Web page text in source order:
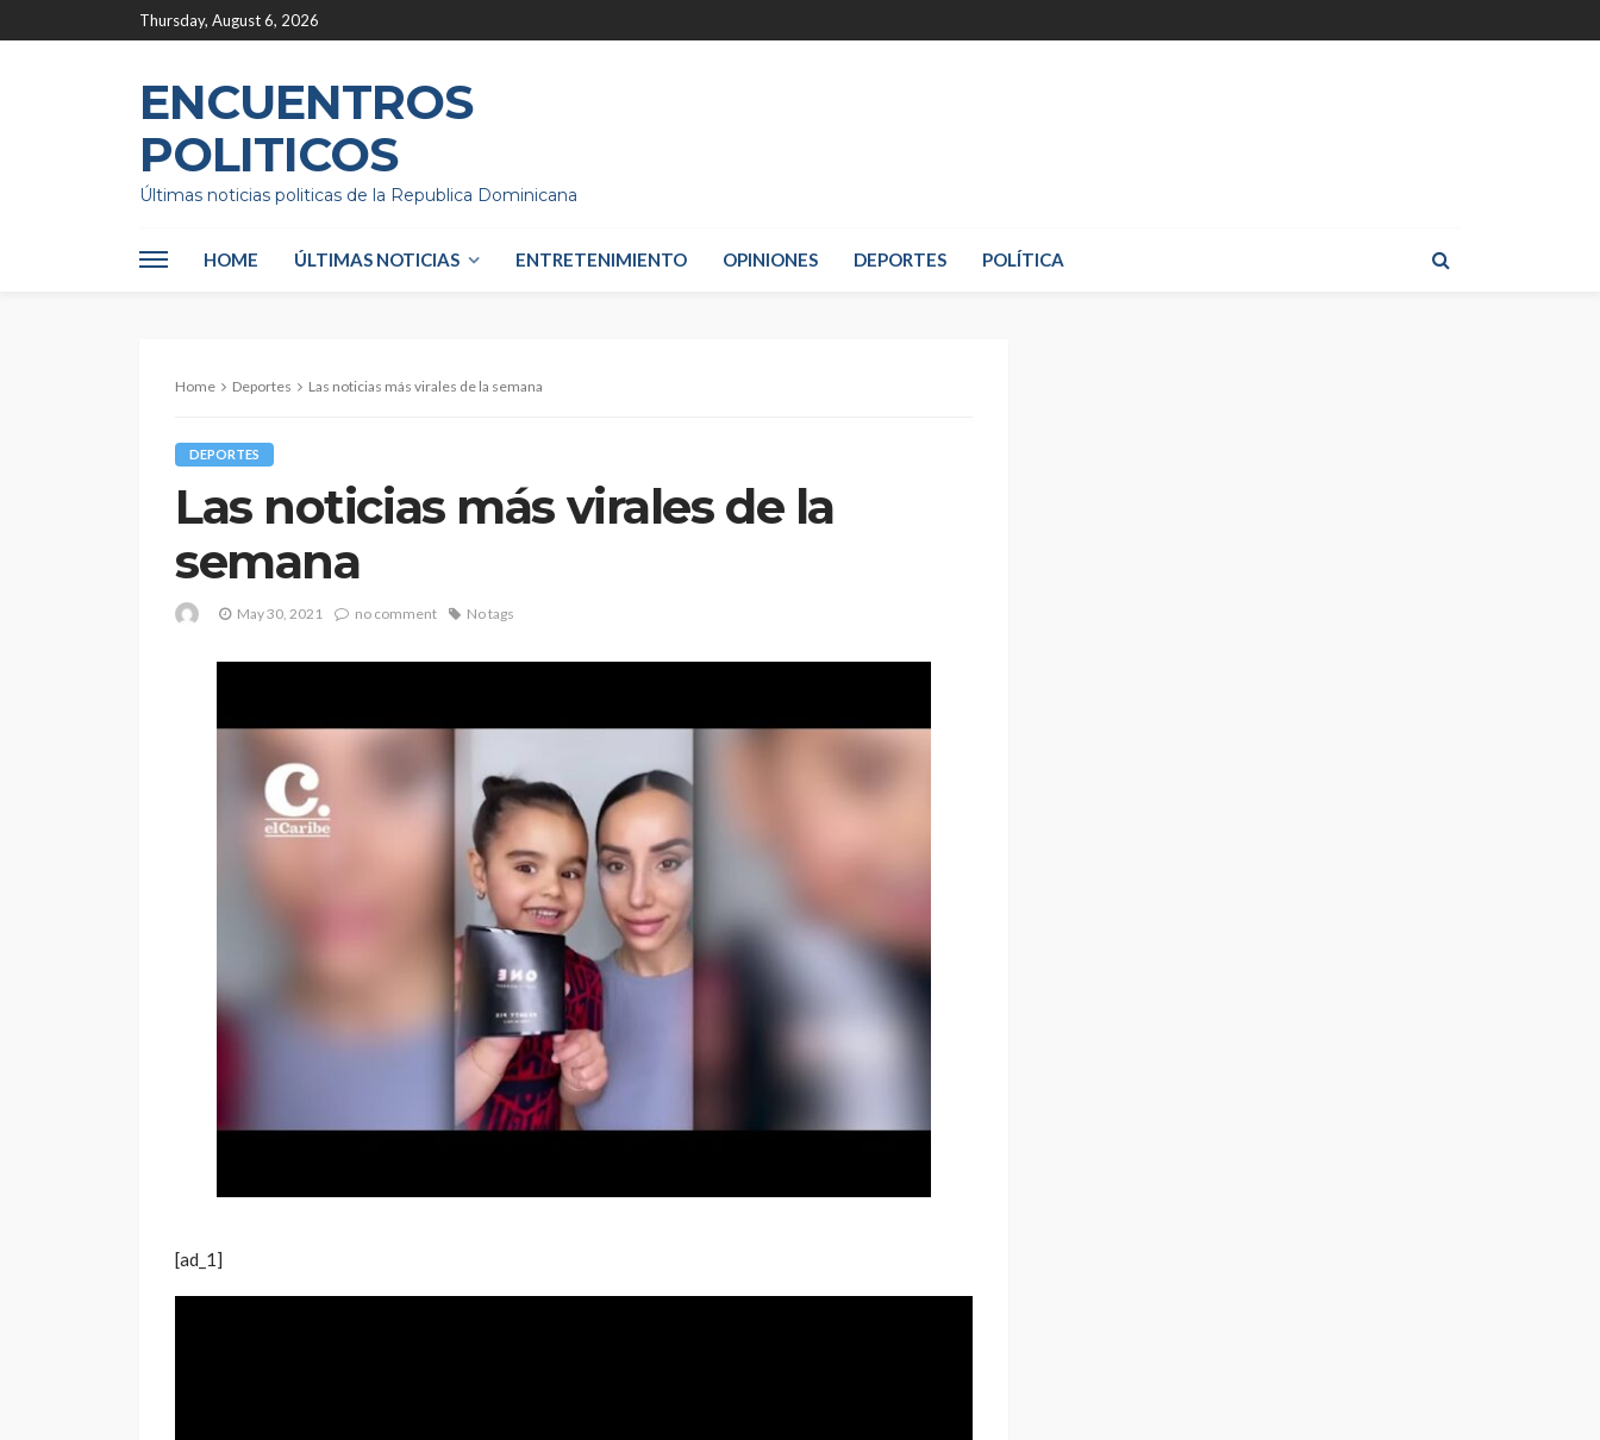
Thursday, August 6, 2026
ENCUENTROS
POLITICOS
Últimas noticias politicas de la Republica Dominicana
HOME ÚLTIMAS NOTICIAS ENTRETENIMIENTO OPINIONES DEPORTES POLÍTICA
Home Deportes Las noticias más virales de la semana
DEPORTES
Las noticias más virales de la
semana
May 30, 2021 no comment No tags
[ad_1]